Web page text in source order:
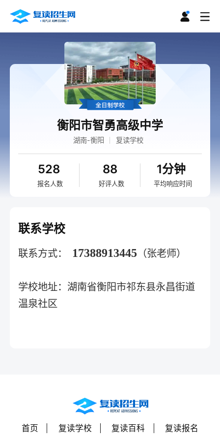
衡阳市智勇高级中学
湖南-衡阳 复读学校
528
报名人数
88
好评人数
1分钟
平均响应时间
联系学校
联系方式： 17388913445 （张老师）
学校地址： 湖南省衡阳市祁东县永昌街道
温泉社区
首页 复读学校 复读百科 复读报名